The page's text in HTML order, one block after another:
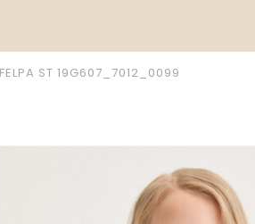
ST 19G607_7012_0099